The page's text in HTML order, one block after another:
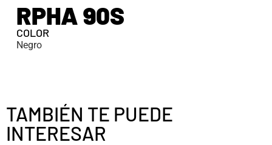
RPHA 90S
COLOR
Negro
TAMBIÉN TE PUEDE
INTERESAR